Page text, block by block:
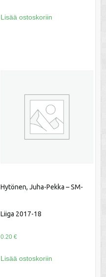
Lisää ostoskoriin
Hytönen, Juha-Pekka – SM-
Liiga 2017-18
0.20 €
Lisää ostoskoriin